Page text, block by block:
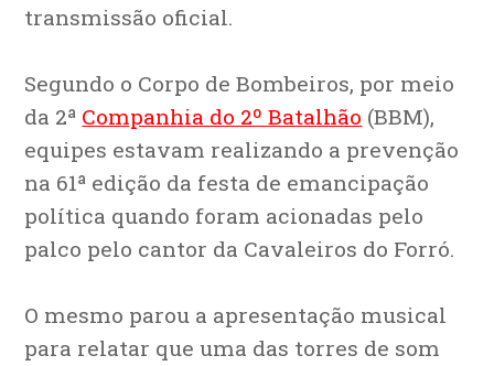
transmissão oficial.
Segundo o Corpo de Bombeiros, por meio
da 2ª Companhia do 2º Batalhão (BBM),
equipes estavam realizando a prevenção
na 61ª edição da festa de emancipação
política quando foram acionadas pelo
palco pelo cantor da Cavaleiros do Forró.
O mesmo parou a apresentação musical
para relatar que uma das torres de som